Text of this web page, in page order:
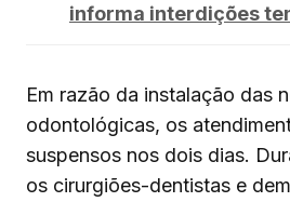
informa interdições
Em razão da instalação das
odontológicas, os
suspensos nos dois dias.
os cirurgiões-dentistas e